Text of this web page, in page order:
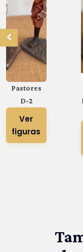
Pastores
D-2
Ver
figuras